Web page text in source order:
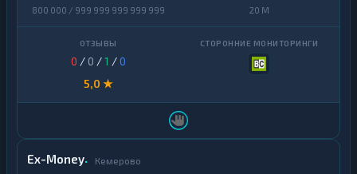
800 000 / 999 999 999 999 999 20 M
0 / 0 /1 /0
5,0 ★
Ex-Money Кемерово